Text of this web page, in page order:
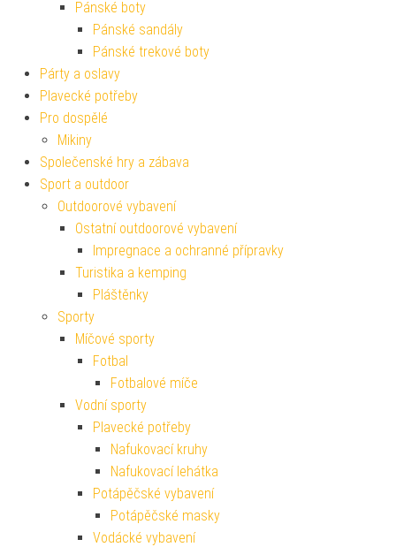
Pánské boty
Pánské sandály
Pánské trekové boty
Párty a oslavy
Plavecké potřeby
Pro dospělé
Mikiny
Společenské hry a zábava
Sport a outdoor
Outdoorové vybavení
Ostatní outdoorové vybavení
Impregnace a ochranné přípravky
Turistika a kemping
Pláštěnky
Sporty
Míčové sporty
Fotbal
Fotbalové míče
Vodní sporty
Plavecké potřeby
Nafukovací kruhy
Nafukovací lehátka
Potápěčské vybavení
Potápěčské masky
Vodácké vybavení